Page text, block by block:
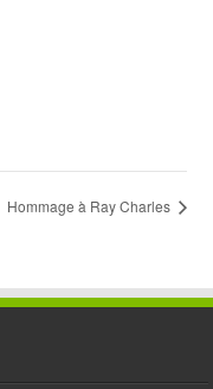
Hommage à Ray Charles